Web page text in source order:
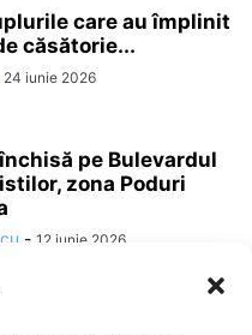
care au împlinit
căsătorie...
24 iunie 2026
pe Bulevardul
zona Poduri
- 12 iunie 2026